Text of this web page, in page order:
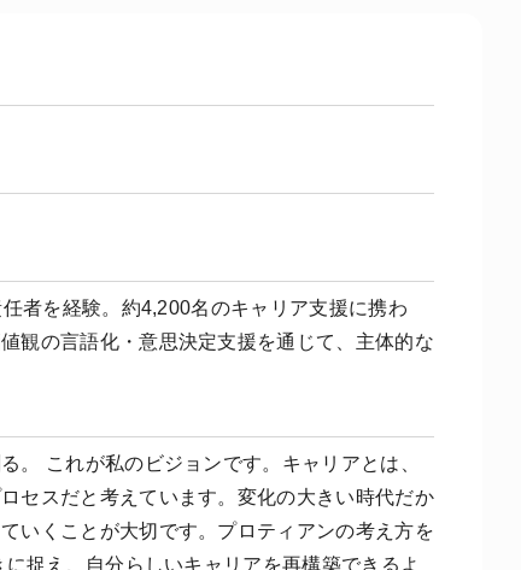
者を経験。約4,200名のキャリア支援に携わ
観の言語化・意思決定支援を通じて、主体的な
。 これが私のビジョンです。キャリアとは、
セスだと考えています。変化の大きい時代だか
いくことが大切です。プロティアンの考え方を
捉え、自分らしいキャリアを再構築できるよ